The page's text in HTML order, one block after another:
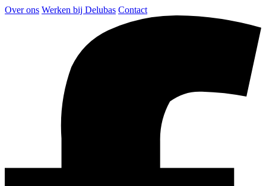
Over ons Werken bij Delubas Contact